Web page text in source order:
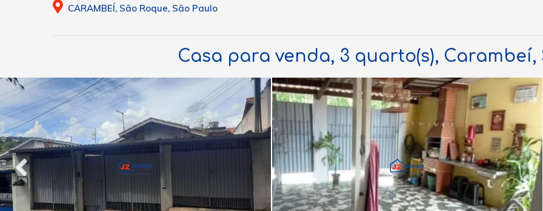
CARAMBEÍ, São Roque, São Paulo
Casa para venda, 3 quarto(s), Carambeí,